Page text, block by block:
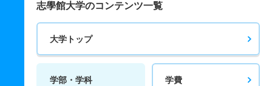
志學館大学のコンテンツ一覧
大学トップ
学部・学科 学費